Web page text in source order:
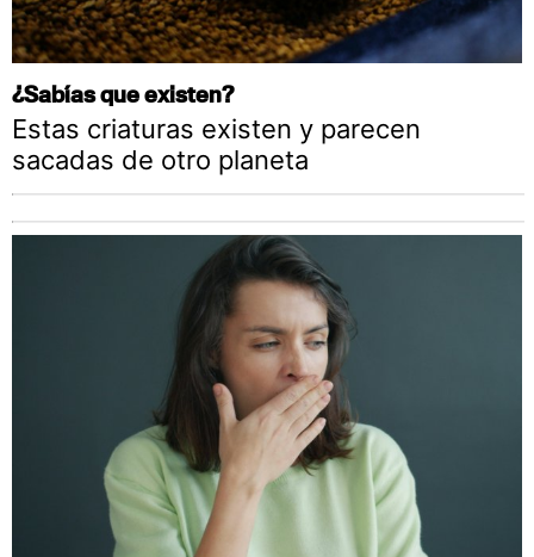
¿Sabías que existen?
Estas criaturas existen y parecen
sacadas de otro planeta